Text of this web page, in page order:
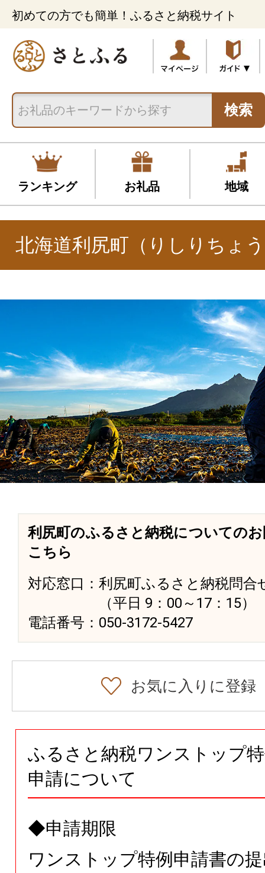
初めての方でも簡単！ふるさと納税サイト
検索
ランキング お礼品 地域
北海道利尻町（りしりちょ
利尻町のふるさと納税についての
こちら
対応窓口：利尻町ふるさと納税問合
（平日 9：00～17：15）
電話番号：050-3172-5427
お気に入りに登録
ふるさと納税ワンストップ
申請について
◆申請期限
ワンストップ特例申請書の